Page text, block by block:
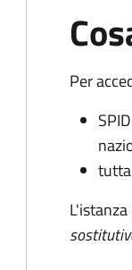
Per